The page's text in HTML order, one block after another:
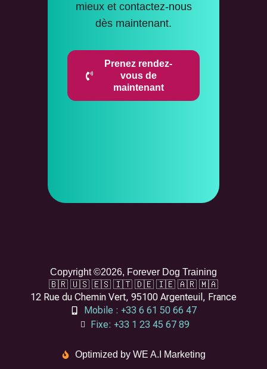
mieux et contactez-nous
dès maintenant.
Prenez rendez-
vous de
maintenant
Copyright ©2026, Forever Dog Training
🇧🇷 🇺🇸 🇪🇸 🇮🇹 🇩🇪 🇮🇪 🇦🇷 🇲🇦
12 Rue du Chemin Vert, 95100 Argenteuil, France
Mobile : +33 6 61 50 66 47
Fixe: +33 1 23 45 67 89
Optimized by WE A.I Marketing